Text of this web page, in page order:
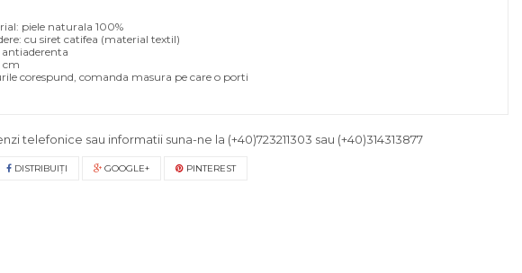
piele naturala 100%
cu siret catifea (material textil)
cm
corespund, comanda masura pe care o porti
telefonice sau informatii suna-ne la (+40)723211303 sau (+40)314313877
DISTRIBUIŢI GOOGLE+ PINTEREST